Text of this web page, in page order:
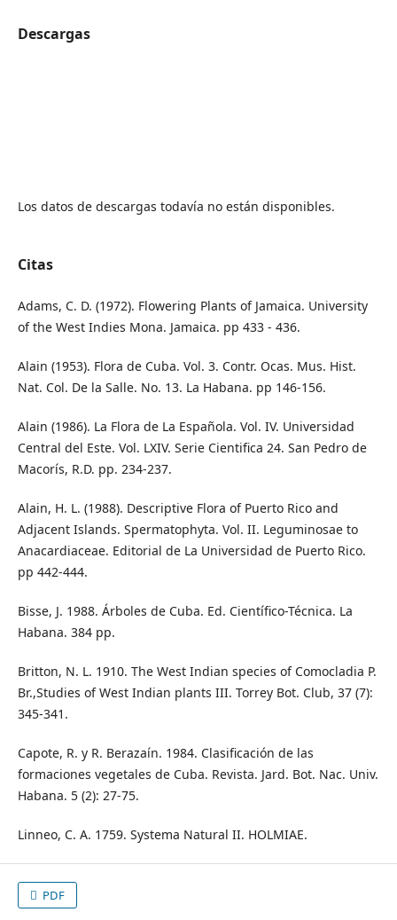
Descargas
Los datos de descargas todavía no están disponibles.
Citas
Adams, C. D. (1972). Flowering Plants of Jamaica. University
of the West Indies Mona. Jamaica. pp 433 - 436.
Alain (1953). Flora de Cuba. Vol. 3. Contr. Ocas. Mus. Hist.
Nat. Col. De la Salle. No. 13. La Habana. pp 146-156.
Alain (1986). La Flora de La Española. Vol. IV. Universidad
Central del Este. Vol. LXIV. Serie Cientifica 24. San Pedro de
Macorís, R.D. pp. 234-237.
Alain, H. L. (1988). Descriptive Flora of Puerto Rico and
Adjacent Islands. Spermatophyta. Vol. II. Leguminosae to
Anacardiaceae. Editorial de La Universidad de Puerto Rico.
pp 442-444.
Bisse, J. 1988. Árboles de Cuba. Ed. Científico-Técnica. La
Habana. 384 pp.
Britton, N. L. 1910. The West Indian species of Comocladia P.
Br.,Studies of West Indian plants III. Torrey Bot. Club, 37 (7):
345-341.
Capote, R. y R. Berazaín. 1984. Clasificación de las
formaciones vegetales de Cuba. Revista. Jard. Bot. Nac. Univ.
Habana. 5 (2): 27-75.
Linneo, C. A. 1759. Systema Natural II. HOLMIAE.
PDF